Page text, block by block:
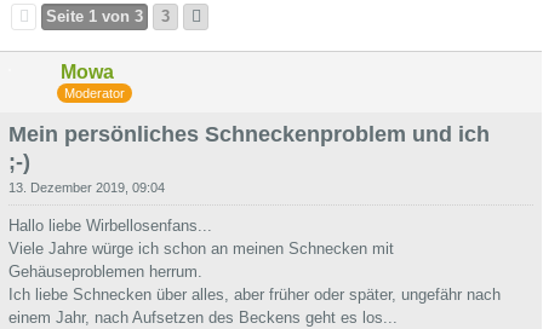
Seite 1 von 3 3
Mowa
Moderator
Mein persönliches Schneckenproblem und ich
;-)
13. Dezember 2019, 09:04
Hallo liebe Wirbellosenfans...
Viele Jahre würge ich schon an meinen Schnecken mit
Gehäuseproblemen herrum.
Ich liebe Schnecken über alles, aber früher oder später, ungefähr nach
einem Jahr, nach Aufsetzen des Beckens geht es los...